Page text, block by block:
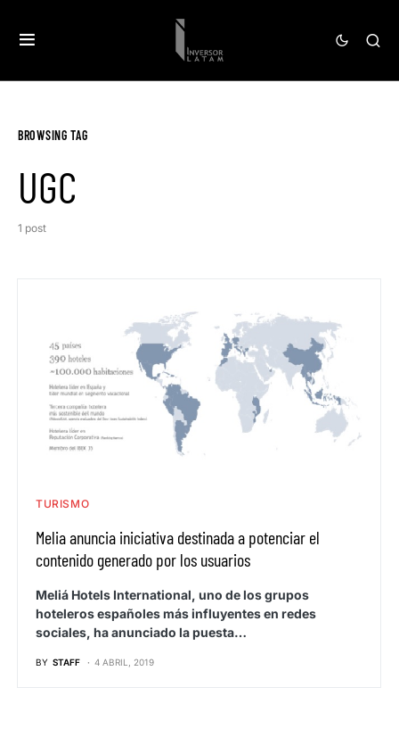
BROWSING TAG
UGC
1 post
TURISMO
Melia anuncia iniciativa destinada a potenciar el
contenido generado por los usuarios
Meliá Hotels International, uno de los grupos
hoteleros españoles más influyentes en redes
sociales, ha anunciado la puesta…
BY STAFF 4 ABRIL, 2019